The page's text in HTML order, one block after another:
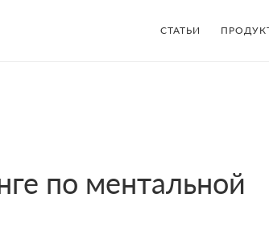
СТАТЬИ
по ментальной